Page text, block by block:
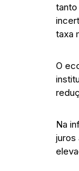
tanto
taxa
O
Na
juros